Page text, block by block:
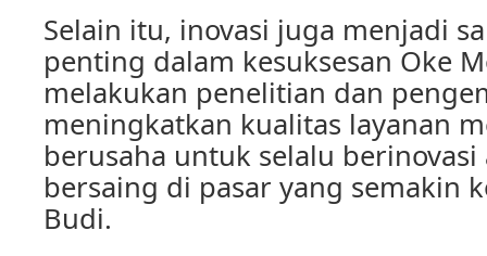
Selain itu, inovasi juga menjadi
penting dalam kesuksesan Oke
melakukan penelitian dan
meningkatkan kualitas layanan
berusaha untuk selalu
bersaing di pasar yang semakin
Budi.